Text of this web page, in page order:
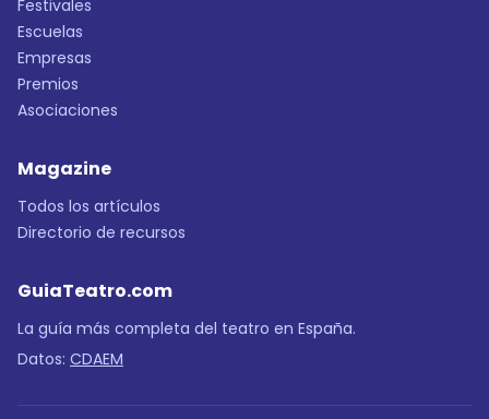
Festivales
Escuelas
Empresas
Premios
Asociaciones
Magazine
Todos los artículos
Directorio de recursos
GuiaTeatro.com
La guía más completa del teatro en España.
Datos: CDAEM